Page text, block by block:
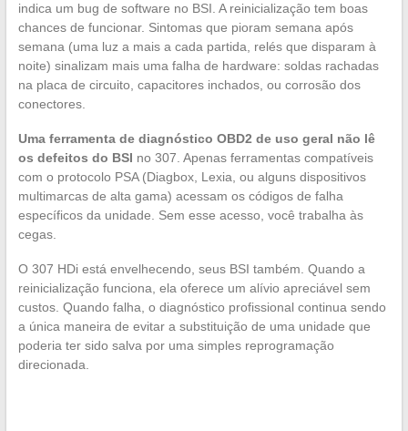
indica um bug de software no BSI. A reinicialização tem boas
chances de funcionar. Sintomas que pioram semana após
semana (uma luz a mais a cada partida, relés que disparam à
noite) sinalizam mais uma falha de hardware: soldas rachadas
na placa de circuito, capacitores inchados, ou corrosão dos
conectores.
Uma ferramenta de diagnóstico OBD2 de uso geral não lê
os defeitos do BSI no 307. Apenas ferramentas compatíveis
com o protocolo PSA (Diagbox, Lexia, ou alguns dispositivos
multimarcas de alta gama) acessam os códigos de falha
específicos da unidade. Sem esse acesso, você trabalha às
cegas.
O 307 HDi está envelhecendo, seus BSI também. Quando a
reinicialização funciona, ela oferece um alívio apreciável sem
custos. Quando falha, o diagnóstico profissional continua sendo
a única maneira de evitar a substituição de uma unidade que
poderia ter sido salva por uma simples reprogramação
direcionada.